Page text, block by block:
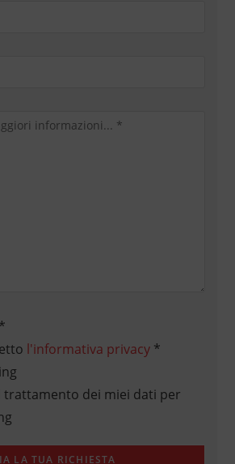
l'informativa privacy*
trattamento dei miei dati per